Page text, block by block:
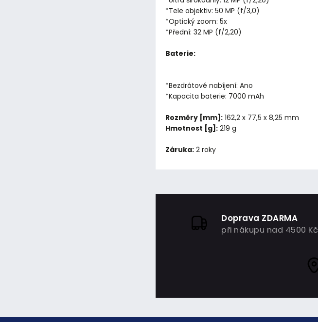
*Tele objektiv: 50 MP (f/3,0)
*Optický zoom: 5x
*Přední: 32 MP (f/2,20)
Baterie:
*Bezdrátové nabíjení: Ano
*Kapacita baterie: 7000 mAh
Rozměry [mm]: 162,2 x 77,5 x 8,25 mm
Hmotnost [g]: 219 g
Záruka: 2 roky
Doprava ZDARMA
při nákupu nad 4500 Kč